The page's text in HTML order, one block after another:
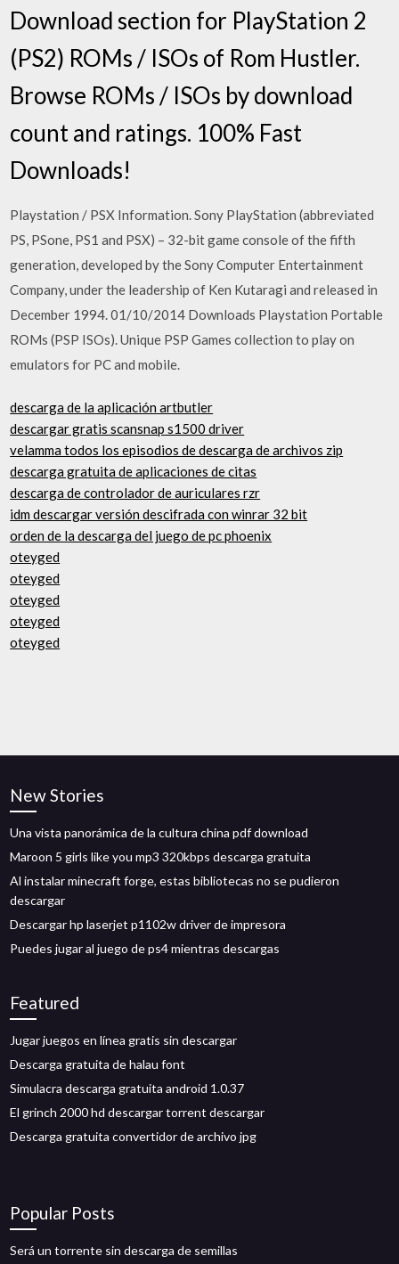
Download section for PlayStation 2
(PS2) ROMs / ISOs of Rom Hustler.
Browse ROMs / ISOs by download
count and ratings. 100% Fast
Downloads!
Playstation / PSX Information. Sony PlayStation (abbreviated
PS, PSone, PS1 and PSX) – 32-bit game console of the fifth
generation, developed by the Sony Computer Entertainment
Company, under the leadership of Ken Kutaragi and released in
December 1994. 01/10/2014 Downloads Playstation Portable
ROMs (PSP ISOs). Unique PSP Games collection to play on
emulators for PC and mobile.
descarga de la aplicación artbutler
descargar gratis scansnap s1500 driver
velamma todos los episodios de descarga de archivos zip
descarga gratuita de aplicaciones de citas
descarga de controlador de auriculares rzr
idm descargar versión descifrada con winrar 32 bit
orden de la descarga del juego de pc phoenix
oteyged
oteyged
oteyged
oteyged
oteyged
New Stories
Una vista panorámica de la cultura china pdf download
Maroon 5 girls like you mp3 320kbps descarga gratuita
Al instalar minecraft forge, estas bibliotecas no se pudieron
descargar
Descargar hp laserjet p1102w driver de impresora
Puedes jugar al juego de ps4 mientras descargas
Featured
Jugar juegos en línea gratis sin descargar
Descarga gratuita de halau font
Simulacra descarga gratuita android 1.0.37
El grinch 2000 hd descargar torrent descargar
Descarga gratuita convertidor de archivo jpg
Popular Posts
Será un torrente sin descarga de semillas